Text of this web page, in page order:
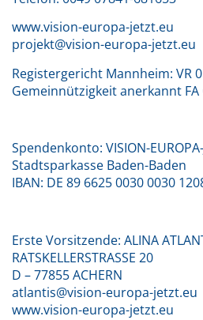
www.vision-europa-jetzt.eu
projekt@vision-europa-jetzt.eu
Registergericht Mannheim: VR
Gemeinnützigkeit anerkannt FA
Spendenkonto: VISION-EUROPA-
Stadtsparkasse Baden-Baden
IBAN: DE 89 6625 0030 0030
Erste Vorsitzende: ALINA
RATSKELLERSTRASSE 20
D – 77855 ACHERN
atlantis@vision-europa-jetzt.eu
www.vision-europa-jetzt.eu